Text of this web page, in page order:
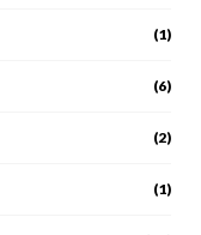
(1)
(6)
(2)
(1)